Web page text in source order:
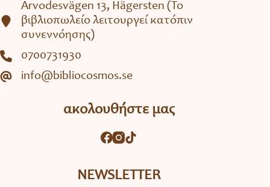
Arvodesvägen 13, Hägersten (To
βιβλιοπωλείο λειτουργεί κατόπιν
συνεννόησης)
0700731930
info@bibliocosmos.se
ακολουθήστε μας
NEWSLETTER